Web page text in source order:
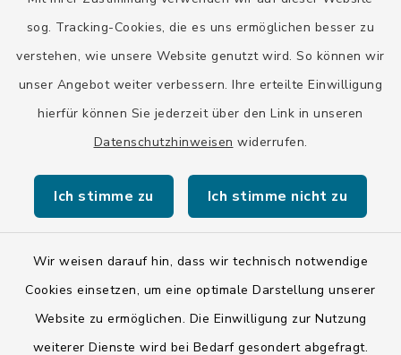
sog. Tracking-Cookies, die es uns ermöglichen besser zu
verstehen, wie unsere Website genutzt wird. So können wir
unser Angebot weiter verbessern. Ihre erteilte Einwilligung
hierfür können Sie jederzeit über den Link in unseren
Datenschutzhinweisen widerrufen.
Ich stimme zu Ich stimme nicht zu
Wir weisen darauf hin, dass wir technisch notwendige
Cookies einsetzen, um eine optimale Darstellung unserer
Website zu ermöglichen. Die Einwilligung zur Nutzung
weiterer Dienste wird bei Bedarf gesondert abgefragt.
BayernPortal
Kontakt
Barrierefreiheit